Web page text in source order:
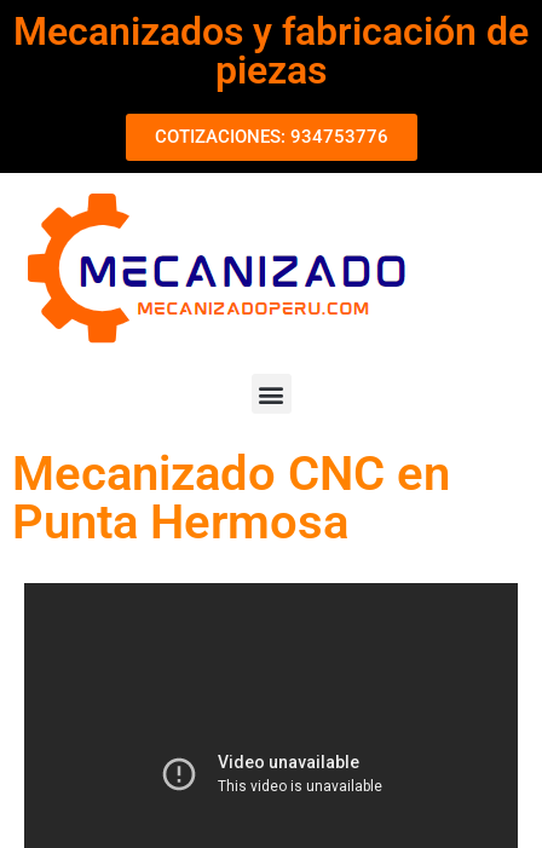
Mecanizados y fabricación de
piezas
COTIZACIONES: 934753776
Mecanizado CNC en
Punta Hermosa